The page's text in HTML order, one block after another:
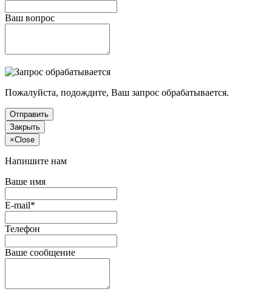
Ваш вопрос
Пожалуйста, подождите, Ваш запрос обрабатывается.
Отправить
Закрыть
×Close
Напишите нам
Ваше имя
E-mail*
Телефон
Ваше сообщение